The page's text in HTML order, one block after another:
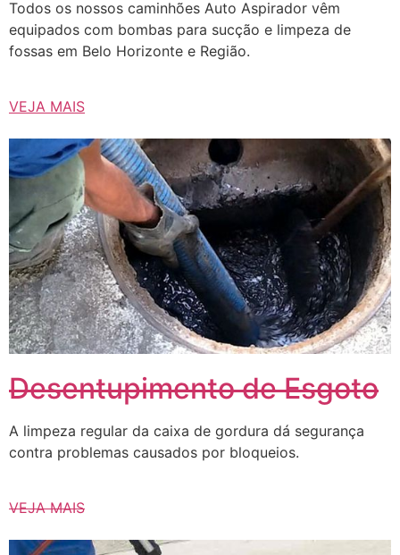
Todos os nossos caminhões Auto Aspirador vêm
equipados com bombas para sucção e limpeza de
fossas em Belo Horizonte e Região.
VEJA MAIS
Desentupimento de Esgoto
A limpeza regular da caixa de gordura dá segurança
contra problemas causados ​​por bloqueios.
VEJA MAIS